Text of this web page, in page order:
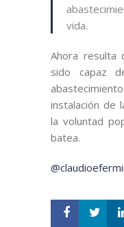
vida.
Ahora resulta
sido capaz
instalación de
la voluntad
batea.